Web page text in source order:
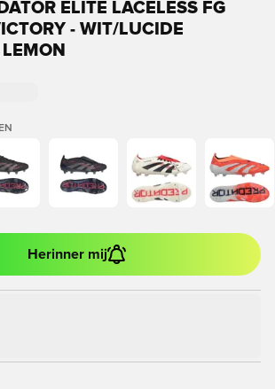
ELITE LACELESS FG
- WIT/LUCIDE
Herinner mij